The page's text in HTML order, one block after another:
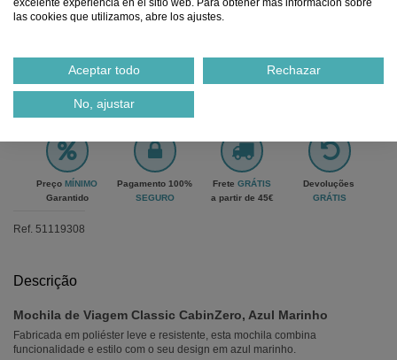
Adicionar ao carrinho
PreçoMÍNIMO
Garantido
Pagamento 100%
SEGURO
FreteGRÁTIS
a partir de 45€
Devoluções
GRÁTIS
Ref. 51119308
Descrição
Mochila de Viagem Classic CabinZero, Azul Marinho
Fabricada em poliéster leve e resistente, esta mochila combina
funcionalidade e estilo com o seu design em azul marinho.
excelente experiencia en el sitio web. Para obtener más información sobre
las cookies que utilizamos, abre los ajustes.
Aceptar todo Rechazar
No, ajustar